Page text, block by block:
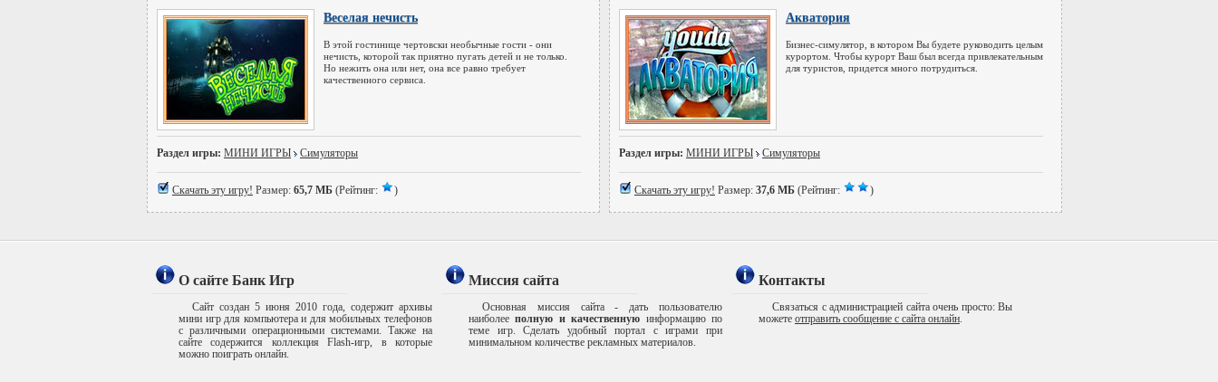
Веселая нечисть
В этой гостинице чертовски необычные гости - они
нечисть, которой так приятно пугать детей и не только.
Но нежить она или нет, она все равно требует
качественного сервиса.
Раздел игры: МИНИ ИГРЫ Симуляторы
Скачать эту игру! Размер: 65,7 МБ (Рейтинг: )
Акватория
Бизнес-симулятор, в котором Вы будете руководить целым
курортом. Чтобы курорт Ваш был всегда привлекательным
для туристов, придется много потрудиться.
Раздел игры: МИНИ ИГРЫ Симуляторы
Скачать эту игру! Размер: 37,6 МБ (Рейтинг: )
О сайте Банк Игр
Сайт создан 5 июня 2010 года, содержит архивы
мини игр для компьютера и для мобильных телефонов
с различными операционными системами. Также на
сайте содержится коллекция Flash-игр, в которые
можно поиграть онлайн.
Миссия сайта
Основная миссия сайта - дать пользователю
наиболееполную и качественную информацию по
теме игр. Сделать удобный портал с играми при
минимальном количестве рекламных материалов.
Контакты
Связаться с администрацией сайта очень просто: Вы
можете отправить сообщение с сайта онлайн.